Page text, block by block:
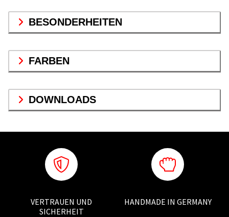
BESONDERHEITEN
FARBEN
DOWNLOADS
VERTRAUEN UND
SICHERHEIT
HANDMADE IN GERMANY